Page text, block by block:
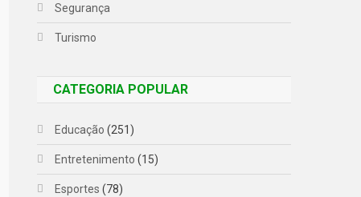
Segurança
Turismo
CATEGORIA POPULAR
Educação (251)
Entretenimento (15)
Esportes (78)